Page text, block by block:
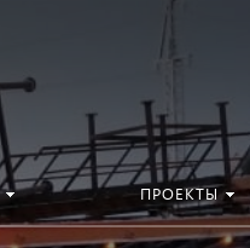
ПРОЕКТЫ